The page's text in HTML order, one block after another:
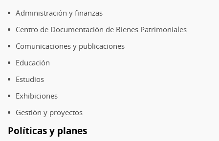
Administración y finanzas
Centro de Documentación de Bienes Patrimoniales
Comunicaciones y publicaciones
Educación
Estudios
Exhibiciones
Gestión y proyectos
Políticas y planes